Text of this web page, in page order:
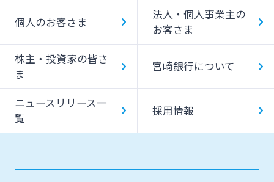
みやぎんMikatanoシリーズ
ログオン
個人のお客さま
法人・個人事業主の
お客さま
株主・投資家の皆さ
ま
宮崎銀行について
ニュースリリース一
覧
採用情報